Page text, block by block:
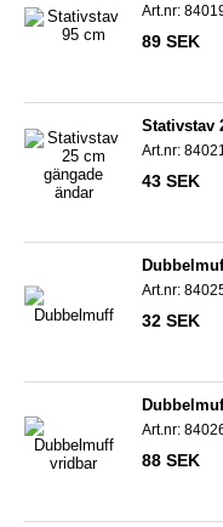
Art.nr:
89 SEK
Stativstav
Art.nr:
43 SEK
Art.nr:
32 SEK
Art.nr:
88 SEK